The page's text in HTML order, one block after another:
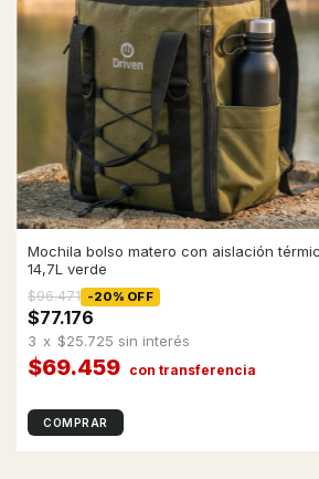
Mochila bolso matero con aislación
14,7L verde
$77.176
-20% OFF
$96.471
$69.459
3 x $25.725 sin interés